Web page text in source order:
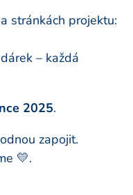
stránkách projektu:
– každá
2025.
zapojit.
💛.